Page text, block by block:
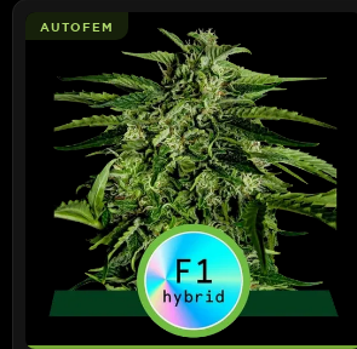
AUTOFEM